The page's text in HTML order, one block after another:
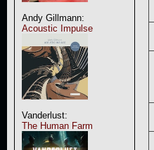
Andy Gillmann:
Acoustic Impulse
Vanderlust:
The Human Farm